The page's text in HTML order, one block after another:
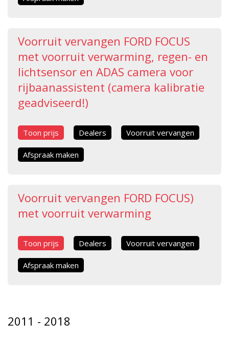
Voorruit vervangen FORD FOCUS
met voorruit verwarming, regen- en
lichtsensor en ADAS camera voor
rijbaanassistent (camera kalibratie
geadviseerd!)
Toon prijs Dealers Voorruit vervangen
Afspraak maken
Voorruit vervangen FORD FOCUS)
met voorruit verwarming
Toon prijs Dealers Voorruit vervangen
Afspraak maken
2011 - 2018